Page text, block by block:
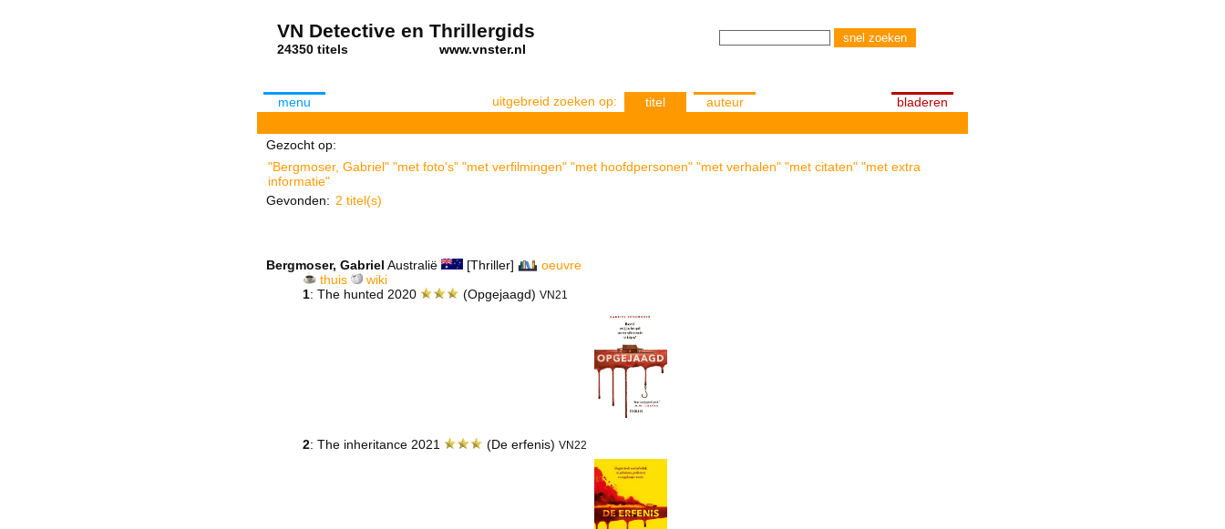
VN Detective en Thrillergids
24350 titels www.vnster.nl
menu uitgebreid zoeken op: titel auteur bladeren
Gezocht op:
"Bergmoser, Gabriel" "met foto's" "met verfilmingen" "met hoofdpersonen" "met verhalen" "met citaten" "met extra
informatie"
Gevonden: 2 titel(s)
Bergmoser, Gabriel Australië [Thriller]
oeuvre
thuis
wiki
1: The hunted 2020 (Opgejaagd)VN21
2: The inheritance 2021 (De erfenis)VN22